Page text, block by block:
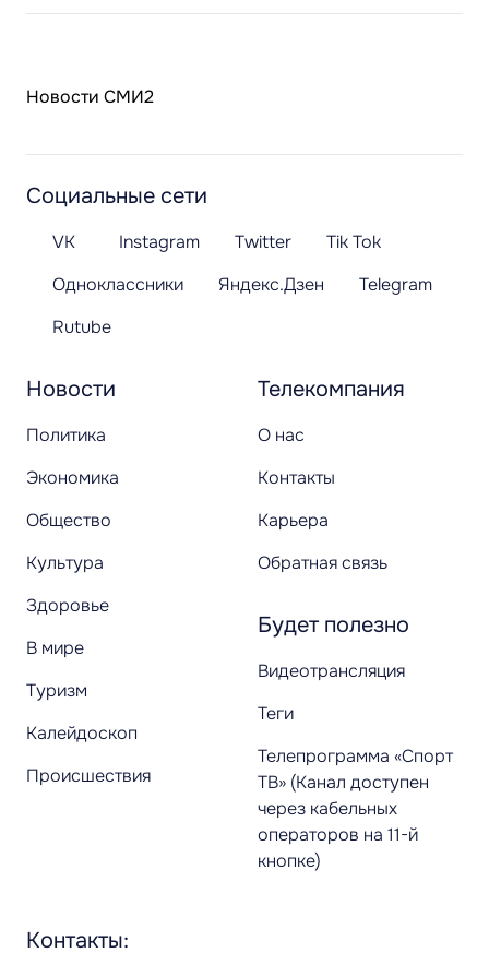
Новости СМИ2
Новости
Политика
Экономика
Общество
Культура
Здоровье
В мире
Туризм
Калейдоскоп
Происшествия
Телекомпания
О нас
Контакты
Карьера
Обратная связь
Будет полезно
Видеотрансляция
Теги
Телепрограмма «Спорт
ТВ» (Канал доступен
через кабельных
операторов на 11-й
кнопке)
Социальные сети
VK Instagram Twitter
Tik Tok
Одноклассники
Яндекс.Дзен
Telegram
Rutube
Контакты: